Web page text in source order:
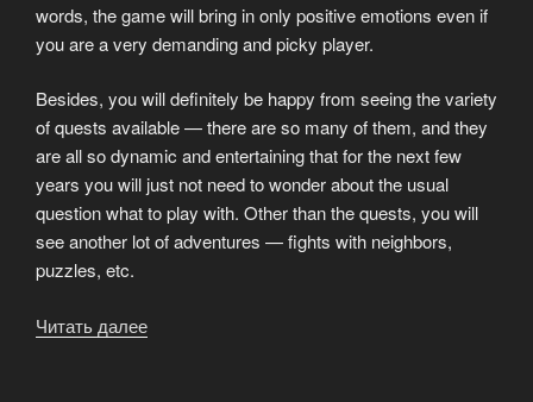
words, the game will bring in only positive emotions even if
you are a very demanding and picky player.
Besides, you will definitely be happy from seeing the variety
of quests available — there are so many of them, and they
are all so dynamic and entertaining that for the next few
years you will just not need to wonder about the usual
question what to play with. Other than the quests, you will
see another lot of adventures — fights with neighbors,
puzzles, etc.
Читать далее